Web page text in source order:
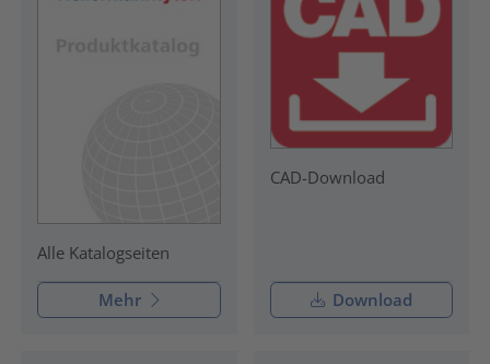
Alle Katalogseiten
Mehr
CAD-Download
Download